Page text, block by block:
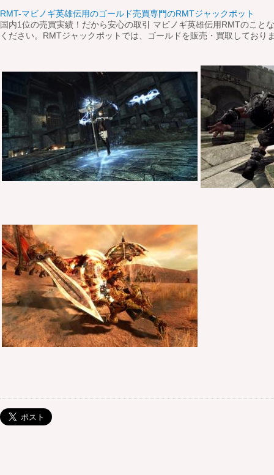
RMT-マビノギ英雄伝用のゴールド売買専門のRMTジャックポット
国内1位の売買実績！だから安心の取引 マビノギ英雄伝用RMTのこと
ください。RMTジャックポットでは、ゴールドを販売・買取しており